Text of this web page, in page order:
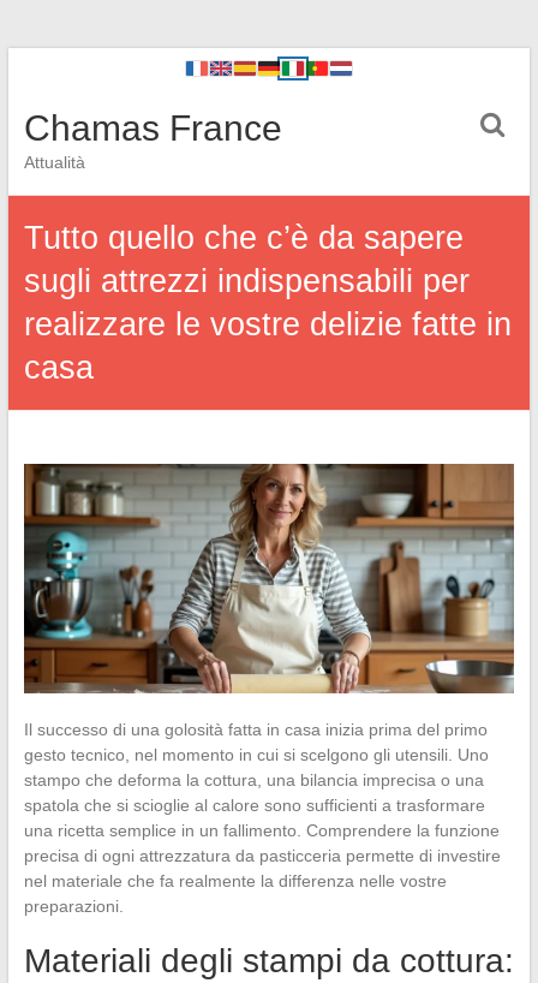
Chamas France
Attualità
Tutto quello che c’è da sapere
sugli attrezzi indispensabili per
realizzare le vostre delizie fatte in
casa
Il successo di una golosità fatta in casa inizia prima del primo
gesto tecnico, nel momento in cui si scelgono gli utensili. Uno
stampo che deforma la cottura, una bilancia imprecisa o una
spatola che si scioglie al calore sono sufficienti a trasformare
una ricetta semplice in un fallimento. Comprendere la funzione
precisa di ogni attrezzatura da pasticceria permette di investire
nel materiale che fa realmente la differenza nelle vostre
preparazioni.
Materiali degli stampi da cottura: